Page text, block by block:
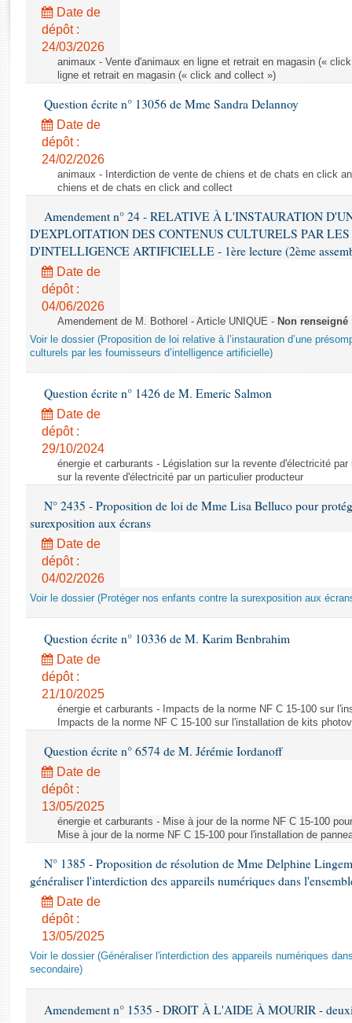
Rapports législatifs
Rapports sur l'application des lois
Baromètre de l’application des lois
Dossiers législatifs
Budget et sécurité sociale
Questions écrites et orales
Comptes rendus des débats
Date de
dépôt :
24/03/2026
animaux - Vente d'animaux en ligne et retrait en magasin («
ligne et retrait en magasin (« click and collect »)
Question écrite n° 13056 de Mme Sandra Delannoy
Date de
dépôt :
24/02/2026
animaux - Interdiction de vente de chiens et de chats en click
chiens et de chats en click and collect
Amendement n° 24 - RELATIVE À L'INSTAURATION
D'EXPLOITATION DES CONTENUS CULTURELS PAR LES
D'INTELLIGENCE ARTIFICIELLE - 1ère lecture (2ème
Date de
dépôt :
04/06/2026
Amendement de M. Bothorel - Article UNIQUE - Non renseigné
Voir le dossier (Proposition de loi relative à l’instauration d’une
culturels par les fournisseurs d’intelligence artificielle)
Question écrite n° 1426 de M. Emeric Salmon
Date de
dépôt :
29/10/2024
énergie et carburants - Législation sur la revente d'électricité
sur la revente d'électricité par un particulier producteur
N° 2435 - Proposition de loi de Mme Lisa Belluco pour
surexposition aux écrans
Date de
dépôt :
04/02/2026
Voir le dossier (Protéger nos enfants contre la surexposition aux
Question écrite n° 10336 de M. Karim Benbrahim
Date de
dépôt :
21/10/2025
énergie et carburants - Impacts de la norme NF C 15-100 sur
Impacts de la norme NF C 15-100 sur l'installation de kits
Question écrite n° 6574 de M. Jérémie Iordanoff
Date de
dépôt :
13/05/2025
énergie et carburants - Mise à jour de la norme NF C 15-100
Mise à jour de la norme NF C 15-100 pour l'installation de
N° 1385 - Proposition de résolution de Mme Delphine
généraliser l'interdiction des appareils numériques dans
Date de
dépôt :
13/05/2025
Voir le dossier (Généraliser l'interdiction des appareils numériques
secondaire)
Amendement n° 1535 - DROIT À L'AIDE À MOURIR -